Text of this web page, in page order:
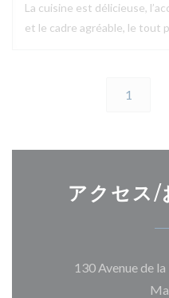
La cuisine est délicieuse,
et le cadre agréable, le tout
1
アクセス/
130 Avenue de